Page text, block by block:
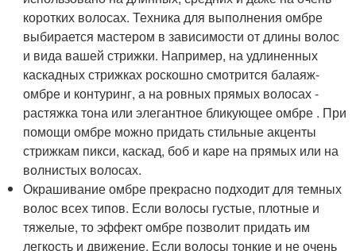
коротких волосах. Техника для выполнения омбре
выбирается мастером в зависимости от длины волос
и вида вашей стрижки. Например, на удлиненных
каскадных стрижках роскошно смотрится балаяж-
омбре и контуринг, а на ровных прямых волосах -
растяжка тона или элегантное бликующее омбре . При
помощи омбре можно придать стильные акценты
стрижкам пикси, каскад, боб и каре на прямых или на
волнистых волосах.
Окрашивание омбре прекрасно подходит для темных
волос всех типов. Если волосы густые, плотные и
тяжелые, то эффект омбре позволит придать им
легкость и движение. Если волосы тонкие и не очень